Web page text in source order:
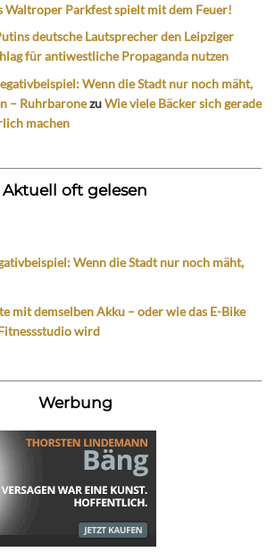
Waltroper Parkfest spielt mit dem Feuer!
deutsche Lautsprecher den Leipziger
für antiwestliche Propaganda nutzen
Wenn die Stadt nur noch mäht,
– RuhrbaronezuWie viele Bäcker sich gerade
machen
Aktuell oft gelesen
Wenn die Stadt nur noch mäht,
mit demselben Akku – oder wie das E-Bike
wird
Werbung